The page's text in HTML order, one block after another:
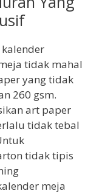
tidak mahal
yang tidak
260 gsm.
art paper
tidak tebal
tidak tipis
meja